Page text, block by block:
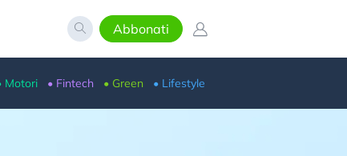
Abbonati
Motori • Fintech • Green • Lifestyle